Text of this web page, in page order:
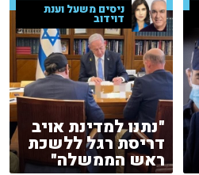
ניסים משעל וענת
דוידוב
"נתנו למדינת אויב
דריסת רגל ללשכת
ראש הממשלה"